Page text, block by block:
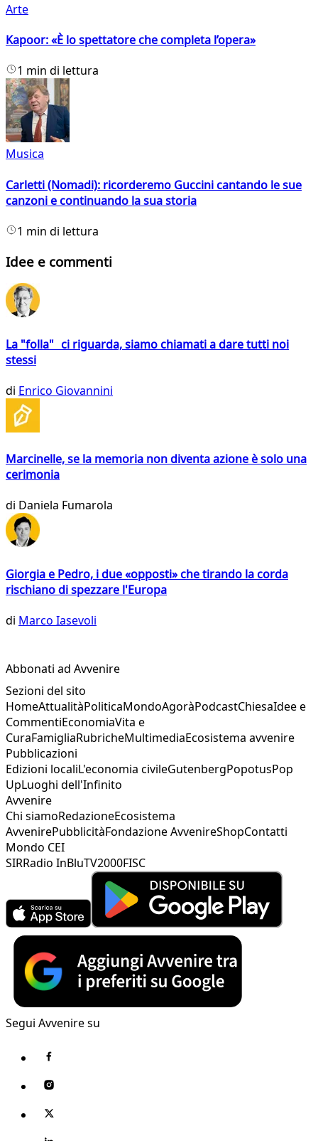
Arte
Kapoor: «È lo spettatore che completa l’opera»
1 min di lettura
Musica
Carletti (Nomadi): ricorderemo Guccini cantando le sue
canzoni e continuando la sua storia
1 min di lettura
Idee e commenti
La "folla" ci riguarda, siamo chiamati a dare tutti noi
stessi
di Enrico Giovannini
Marcinelle, se la memoria non diventa azione è solo una
cerimonia
di Daniela Fumarola
Giorgia e Pedro, i due «opposti» che tirando la corda
rischiano di spezzare l'Europa
di Marco Iasevoli
Abbonati ad Avvenire
Sezioni del sito
HomeAttualitàPoliticaMondoAgoràPodcastChiesaIdee e
CommentiEconomiaVita e
CuraFamigliaRubricheMultimediaEcosistema avvenire
Pubblicazioni
Edizioni localiL'economia civileGutenbergPopotusPop
UpLuoghi dell'Infinito
Avvenire
Chi siamoRedazioneEcosistema
AvvenirePubblicitàFondazione AvvenireShopContatti
Mondo CEI
SIRRadio InBluTV2000FISC
Segui Avvenire su